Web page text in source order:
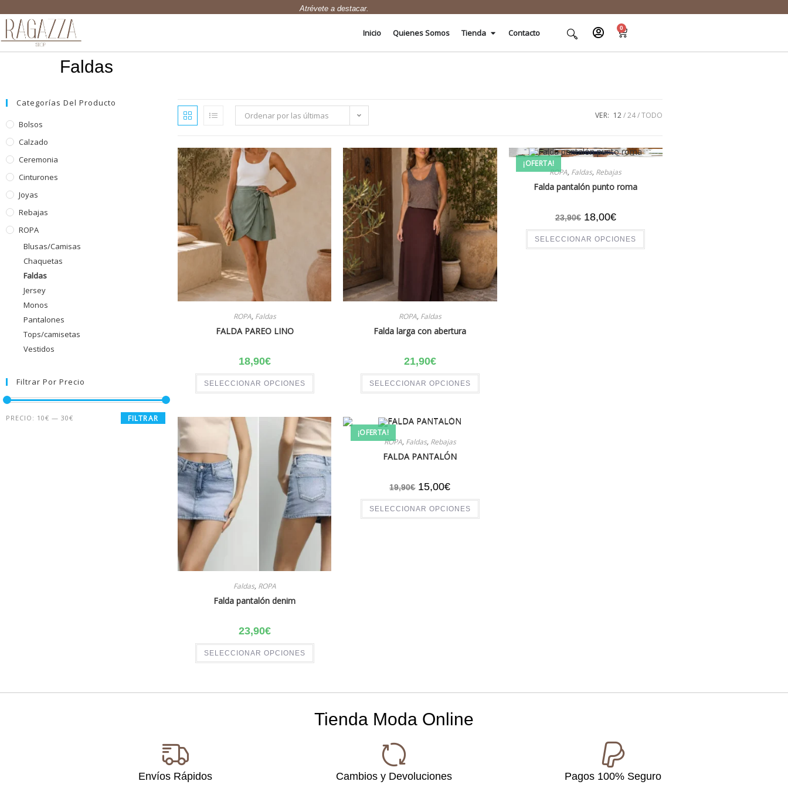
Atrévete a destacar.
Inicio Quienes Somos Tienda Contacto 0
Faldas
Categorías Del Producto
Bolsos
Calzado
Ceremonia
Cinturones
Joyas
Rebajas
ROPA
Blusas/Camisas
Chaquetas
Faldas
Jersey
Monos
Pantalones
Tops/camisetas
Vestidos
Filtrar Por Precio
FILTRAR
PRECIO: 10€ — 30€
Ordenar por las últimas VER: 12 24 TODO
ROPA, Faldas
FALDA PAREO LINO
18,90€
SELECCIONAR OPCIONES
ROPA, Faldas
Falda larga con abertura
21,90€
SELECCIONAR OPCIONES
¡OFERTA!
ROPA, Faldas, Rebajas
Falda pantalón punto roma
23,90€ 18,00€
SELECCIONAR OPCIONES
Faldas, ROPA
Falda pantalón denim
23,90€
SELECCIONAR OPCIONES
¡OFERTA!
ROPA, Faldas, Rebajas
FALDA PANTALÓN
19,90€ 15,00€
SELECCIONAR OPCIONES
Tienda Moda Online
Envíos Rápidos Cambios y Devoluciones Pagos 100% Seguro